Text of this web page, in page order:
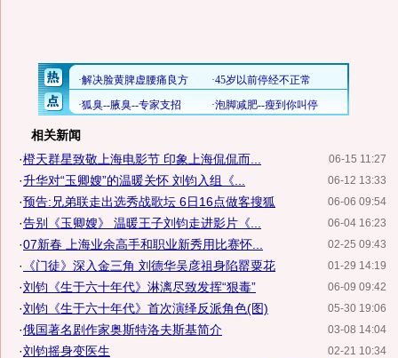
相关新闻
06-15 11:27
·橙天群星致敬上海电影节 印象上海侃侃而...
06-12 13:33
·升华对“玉卿嫂”的温暖关怀 刘钧入组《...
06-06 09:54
·预告:兄弟联走出选秀战歌坛 6日16点做客搜狐
06-04 16:23
·告别《玉卿嫂》 温暖王子刘钧走进影片《...
02-25 09:43
·07新春 上海业余高手和职业新秀用比赛怀...
01-29 14:19
· 《门徒》深入金三角 刘德华吴彦祖身陷罂粟花
06-09 09:42
·刘钧《生于六十年代》淋漓尽致发挥“狠毒”
05-30 19:06
·刘钧《生于六十年代》首次演绎反派角色(图)
03-08 14:04
·俄国著名剧作家奥斯特洛夫斯基简介
02-21 10:34
·刘钧摇身变医生